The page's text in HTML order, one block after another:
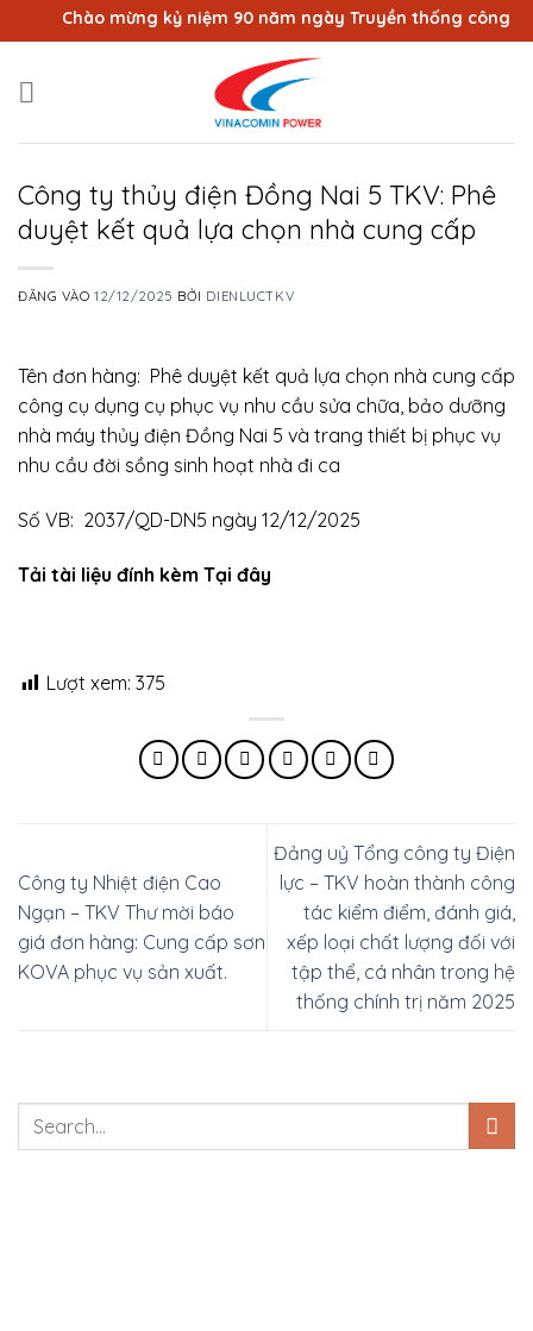
qua
dung
Chào mừng kỷ niệm 90 năm ngày Truyền thống công
Công ty thủy điện Đồng Nai 5 TKV: Phê
duyệt kết quả lựa chọn nhà cung cấp
ĐĂNG VÀO12/12/2025 BỞI DIENLUCTKV
Tên đơn hàng: Phê duyệt kết quả lựa chọn nhà cung cấp
công cụ dụng cụ phục vụ nhu cầu sửa chữa, bảo dưỡng
nhà máy thủy điện Đồng Nai 5 và trang thiết bị phục vụ
nhu cầu đời sồng sinh hoạt nhà đi ca
Số VB: 2037/QD-DN5 ngày 12/12/2025
Tải tài liệu đính kèm Tại đây
Lượt xem: 375
Công ty Nhiệt điện Cao
Ngạn – TKV Thư mời báo
giá đơn hàng: Cung cấp sơn
KOVA phục vụ sản xuất.
Đảng uỷ Tổng công ty Điện
lực – TKV hoàn thành công
tác kiểm điểm, đánh giá,
xếp loại chất lượng đối với
tập thể, cá nhân trong hệ
thống chính trị năm 2025